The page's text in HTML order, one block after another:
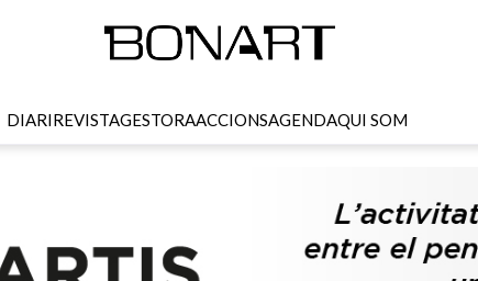
DIARIREVISTAGESTORAACCIONSAGENDAQUI SOM